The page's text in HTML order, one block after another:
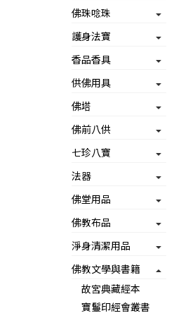
佛珠唸珠
護身法寶
香品香具
供佛用具
佛塔
佛前八供
七珍八寶
法器
佛堂用品
佛教布品
淨身清潔用品
佛教文學與書籍
故宮典藏經本
寶鬘印經會叢書